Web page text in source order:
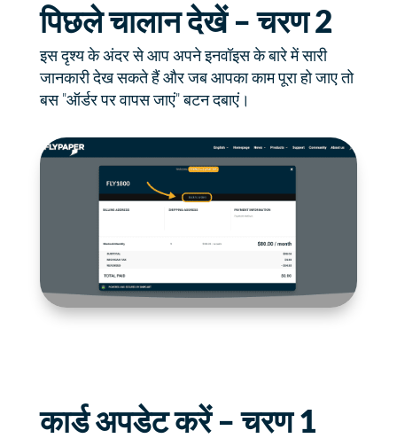
पिछले चालान देखें – चरण 2
इस दृश्य के अंदर से आप अपने इनवॉइस के बारे में सारी
जानकारी देख सकते हैं और जब आपका काम पूरा हो जाए तो
बस "ऑर्डर पर वापस जाएं" बटन दबाएं।
कार्ड अपडेट करें – चरण 1